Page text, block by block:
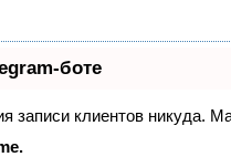
боте
записи клиентов